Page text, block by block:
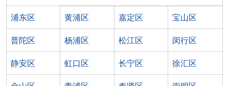
浦东区 黄浦区 嘉定区 宝山区
普陀区 杨浦区 松江区 闵行区
静安区 虹口区 长宁区 徐汇区